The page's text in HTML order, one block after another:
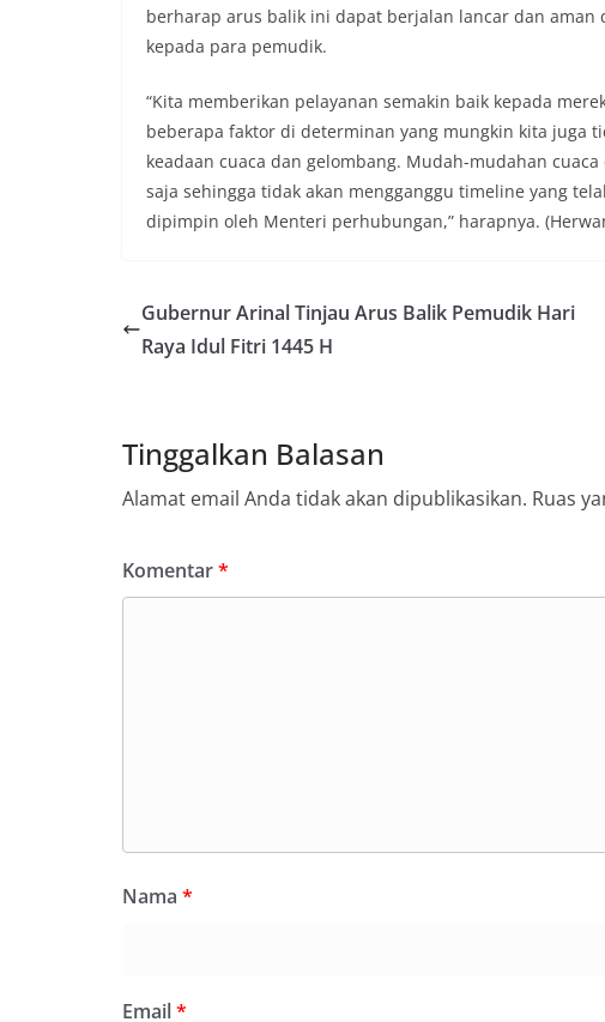
berharap arus balik ini dapat berjalan lancar dan aman
kepada para pemudik.
“Kita memberikan pelayanan semakin baik kepada
beberapa faktor di determinan yang mungkin kita juga
keadaan cuaca dan gelombang. Mudah-mudahan
saja sehingga tidak akan mengganggu timeline yang
dipimpin oleh Menteri perhubungan,” harapnya.
Gubernur Arinal Tinjau Arus Balik Pemudik Hari
Raya Idul Fitri 1445 H
Tinggalkan Balasan
Alamat email Anda tidak akan dipublikasikan. Ruas
Komentar*
Nama *
Email*